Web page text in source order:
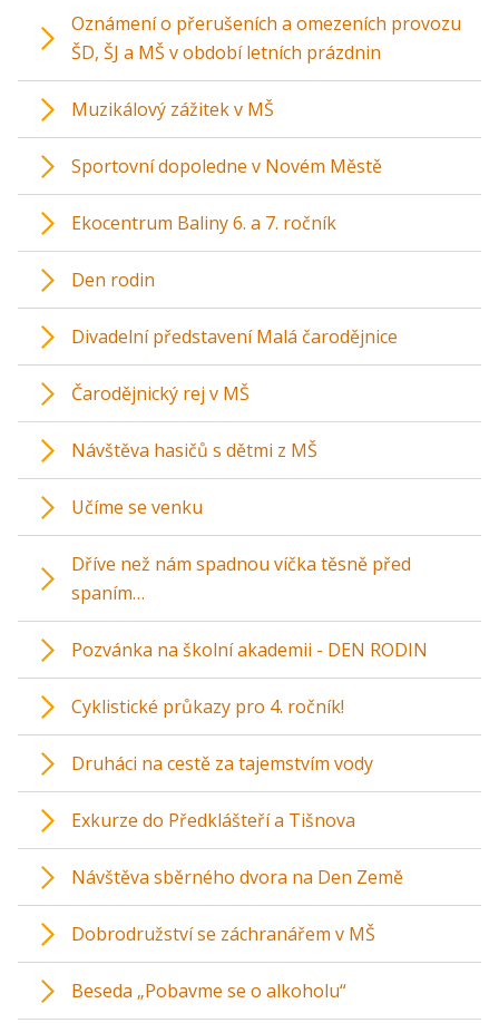
Oznámení o přerušeních a omezeních provozu
ŠD, ŠJ a MŠ v období letních prázdnin
Muzikálový zážitek v MŠ
Sportovní dopoledne v Novém Městě
Ekocentrum Baliny 6. a 7. ročník
Den rodin
Divadelní představení Malá čarodějnice
Čarodějnický rej v MŠ
Návštěva hasičů s dětmi z MŠ
Učíme se venku
Dříve než nám spadnou víčka těsně před
spaním…
Pozvánka na školní akademii - DEN RODIN
Cyklistické průkazy pro 4. ročník!
Druháci na cestě za tajemstvím vody
Exkurze do Předklášteří a Tišnova
Návštěva sběrného dvora na Den Země
Dobrodružství se záchranářem v MŠ
Beseda „Pobavme se o alkoholu“